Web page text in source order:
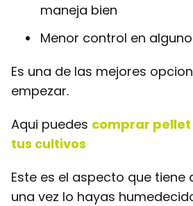
maneja bien
Menor control en
Es una de las mejores
empezar.
Aqui puedes comprar
tus cultivos
Este es el aspecto que tiene
una vez lo hayas